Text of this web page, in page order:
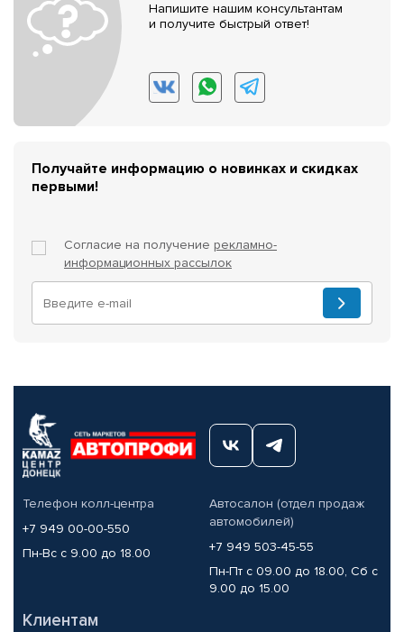
Напишите нашим консультантам
и получите быстрый ответ!
Получайте информацию о новинках и скидках
первыми!
Согласие на получение рекламно-
информационных рассылок
Телефон колл-центра
+7 949 00-00-550
Пн-Вс с 9.00 до 18.00
Автосалон (отдел продаж
автомобилей)
+7 949 503-45-55
Пн-Пт с 09.00 до 18.00, Сб с
9.00 до 15.00
Клиентам